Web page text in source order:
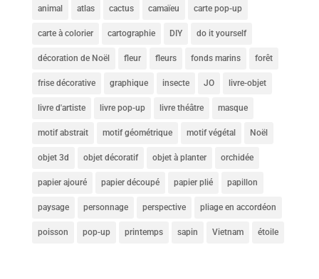
animal atlas cactus camaïeu carte pop-up
carte à colorier cartographie DIY do it yourself
décoration de Noël fleur fleurs fonds marins forêt
frise décorative graphique insecte JO livre-objet
livre d'artiste livre pop-up livre théâtre masque
motif abstrait motif géométrique motif végétal Noël
objet 3d objet décoratif objet à planter orchidée
papier ajouré papier découpé papier plié papillon
paysage personnage perspective pliage en accordéon
poisson pop-up printemps sapin Vietnam étoile